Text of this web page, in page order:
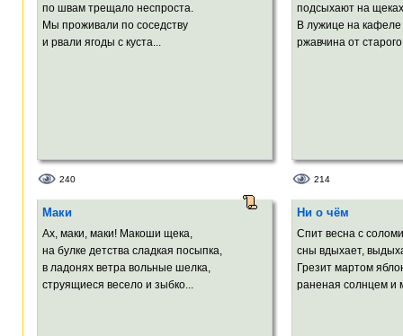
по швам трещало неспроста.
Мы проживали по соседству
и рвали ягоды с куста...
240
подсыхают на
В лужице на кафеле
ржавчина от старого
214
Маки
Ах, маки, маки! Макоши щека,
на булке детства сладкая посыпка,
в ладонях ветра вольные шелка,
струящиеся весело и зыбко...
Ни о чём
Спит весна с
сны вдыхает,
Грезит мартом
раненая солнцем и